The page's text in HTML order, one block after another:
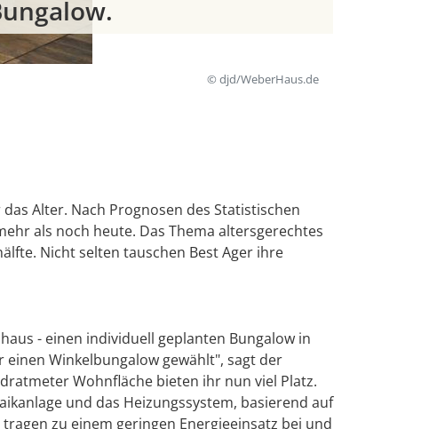
© djd/WeberHaus.de
Alter. Nach Prognosen des Statistischen
als noch heute. Das Thema altersgerechtes
Nicht selten tauschen Best Ager ihre
- einen individuell geplanten Bungalow in
Winkelbungalow gewählt", sagt der
Wohnfläche bieten ihr nun viel Platz.
und das Heizungssystem, basierend auf
zu einem geringen Energieeinsatz bei und